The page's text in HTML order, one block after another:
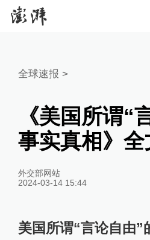
全球速报 >
《美国所谓“
事实真相》全
外交部网站
2024-03-14 15:44
美国所谓“言论自由”